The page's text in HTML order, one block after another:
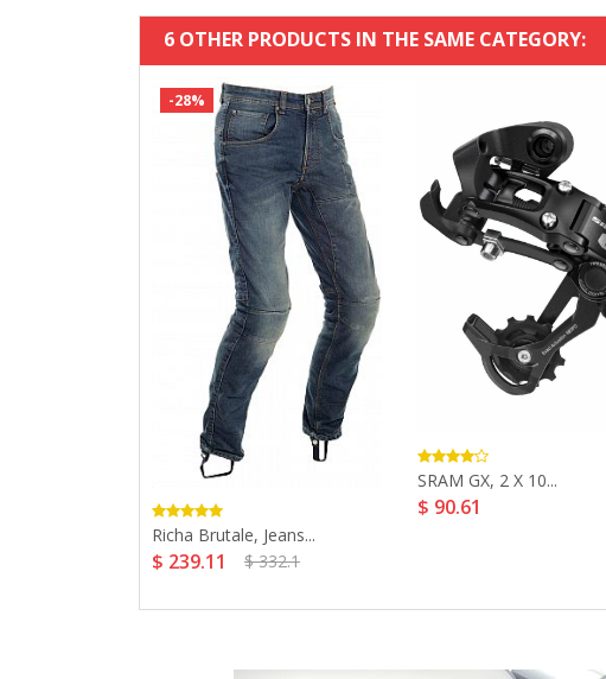
6 OTHER PRODUCTS IN THE SAME CATEGORY:
-28%
Richa Brutale, Jeans...
$ 239.11 $ 332.1
SRAM GX, 2 X 10...
$ 90.61